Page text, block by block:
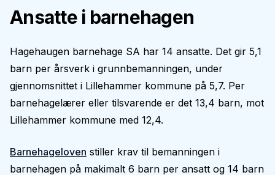
Ansatte i barnehagen
Hagehaugen barnehage SA har 14 ansatte. Det gir 5,1
barn per årsverk i grunnbemanningen, under
gjennomsnittet i Lillehammer kommune på 5,7. Per
barnehagelærer eller tilsvarende er det 13,4 barn, mot
Lillehammer kommune med 12,4.
Barnehageloven stiller krav til bemanningen i
barnehagen på makimalt 6 barn per ansatt og 14 barn